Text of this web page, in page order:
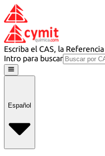
Escriba el CAS, la
Intro para buscar
Español